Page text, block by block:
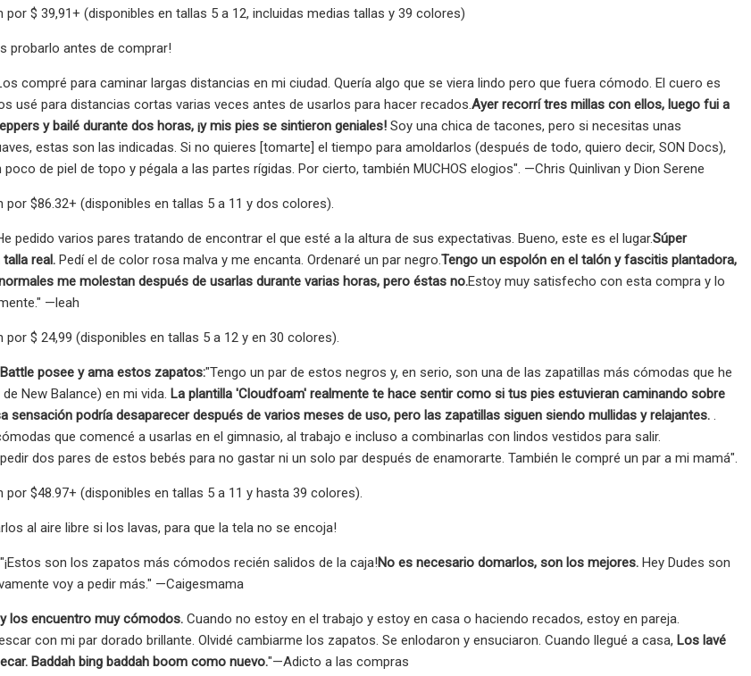
$ 39,91+ (disponibles en tallas 5 a 12, incluidas medias tallas y 39 colores)
probarlo antes de comprar!
compré para caminar largas distancias en mi ciudad. Quería algo que se viera lindo pero que fuera cómodo. El cuero es
usé para distancias cortas varias veces antes de usarlos para hacer recados. Ayer recorrí tres millas con ellos, luego fui a
y bailé durante dos horas, ¡y mis pies se sintieron geniales! Soy una chica de tacones, pero si necesitas unas
estas son las indicadas. Si no quieres [tomarte] el tiempo para amoldarlos (después de todo, quiero decir, SON Docs),
de piel de topo y pégala a las partes rígidas. Por cierto, también MUCHOS elogios". —Chris Quinlivan y Dion Serene
$86.32+ (disponibles en tallas 5 a 11 y dos colores).
pedido varios pares tratando de encontrar el que esté a la altura de sus expectativas. Bueno, este es el lugar.Súper
real. Pedí el de color rosa malva y me encanta. Ordenaré un par negro. Tengo un espolón en el talón y fascitis plantadora,
me molestan después de usarlas durante varias horas, pero éstas no.Estoy muy satisfecho con esta compra y lo
—leah
$ 24,99 (disponibles en tallas 5 a 12 y en 30 colores).
posee y ama estos zapatos:"Tengo un par de estos negros y, en serio, son una de las zapatillas más cómodas que he
New Balance) en mi vida. La plantilla 'Cloudfoam' realmente te hace sentir como si tus pies estuvieran caminando sobre
sensación podría desaparecer después de varios meses de uso, pero las zapatillas siguen siendo mullidas y relajantes.
que comencé a usarlas en el gimnasio, al trabajo e incluso a combinarlas con lindos vestidos para salir.
dos pares de estos bebés para no gastar ni un solo par después de enamorarte. También le compré un par a mi mamá".
$48.97+ (disponibles en tallas 5 a 11 y hasta 39 colores).
al aire libre si los lavas, para que la tela no se encoja!
"¡Estos son los zapatos más cómodos recién salidos de la caja!No es necesario domarlos, son los mejores. Hey Dudes son
voy a pedir más." —Caigesmama
los encuentro muy cómodos. Cuando no estoy en el trabajo y estoy en casa o haciendo recados, estoy en pareja.
con mi par dorado brillante. Olvidé cambiarme los zapatos. Se enlodaron y ensuciaron. Cuando llegué a casa, Los lavé
Baddah bing baddah boom como nuevo."—Adicto a las compras